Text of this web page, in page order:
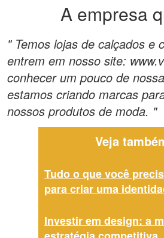
A empresa
" Temos lojas de calçados e
entrem em nosso site:
conhecer um pouco de
estamos criando marcas
nossos produtos de moda. "
Veja
Tudo o que você
para criar uma
Investir em design: a